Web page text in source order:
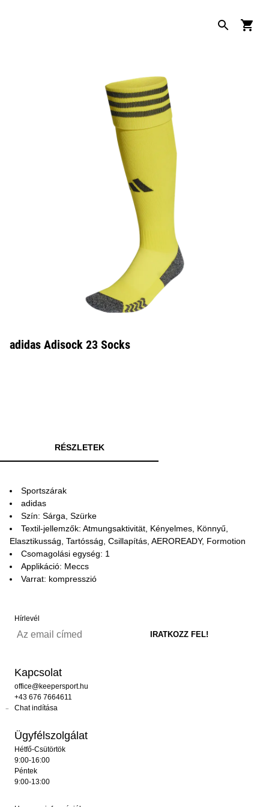
adidas Adisock 23 Socks
RÉSZLETEK
Sportszárak
adidas
Szín: Sárga, Szürke
Textil-jellemzők: Atmungsaktivität, Kényelmes, Könnyű,
Elasztikusság, Tartósság, Csillapítás, AEROREADY, Formotion
Csomagolási egység: 1
Applikáció: Meccs
Varrat: kompresszió
Hírlevél
Kapcsolat
office@keepersport.hu
+43 676 7664611
Chat indítása
Ügyfélszolgálat
Hétfő-Csütörtök
9:00-16:00
Péntek
9:00-13:00